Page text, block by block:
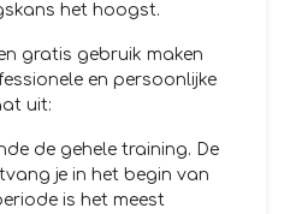
het hoogst.
gratis gebruik maken
en persoonlijke
uit:
de gehele training. De
je in het begin van
is het meest